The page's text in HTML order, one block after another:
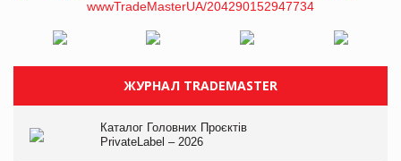
ЖУРНАЛ TRADEMASTER
Каталог Головних Проєктів
PrivateLabel – 2026